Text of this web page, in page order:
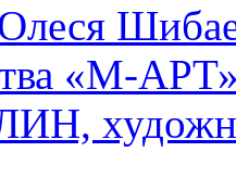
«М-